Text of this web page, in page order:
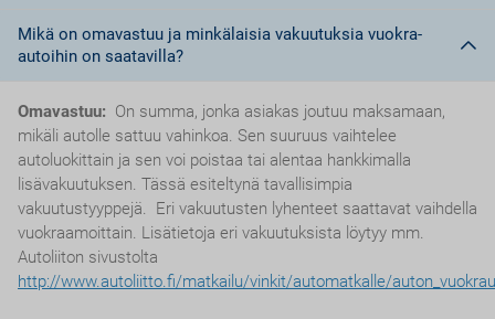
Mikä on omavastuu ja minkälaisia vakuutuksia vuokra-
autoihin on saatavilla?
Omavastuu: On summa, jonka asiakas joutuu maksamaan,
mikäli autolle sattuu vahinkoa. Sen suuruus vaihtelee
autoluokittain ja sen voi poistaa tai alentaa hankkimalla
lisävakuutuksen. Tässä esiteltynä tavallisimpia
vakuutustyyppejä. Eri vakuutusten lyhenteet saattavat vaihdella
vuokraamoittain. Lisätietoja eri vakuutuksista löytyy mm.
Autoliiton sivustolta
http://www.autoliitto.fi/matkailu/vinkit/automatkalle/